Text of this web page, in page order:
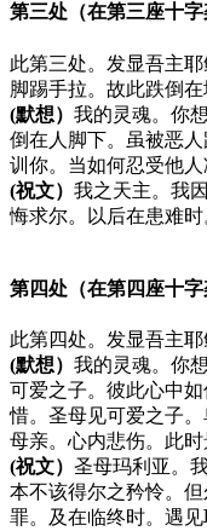
第三处（在第三座十字
此第三处。发显吾主
脚踢手拉。故此跌倒在
(默想） 我的灵魂。你
倒在人脚下。虽被恶
训你。当如何忍受他人
(祝文） 我之天主。我
悔求尔。以后在患难时
第四处（在第四座十字
此第四处。发显吾主
(默想） 我的灵魂。你
可爱之子。彼此心中
惜。圣母见可爱之子
母亲。心内悲伤。此时
(祝文） 圣母玛利亚。
本不该得尔之矜怜。
罪。及在临终时。遇